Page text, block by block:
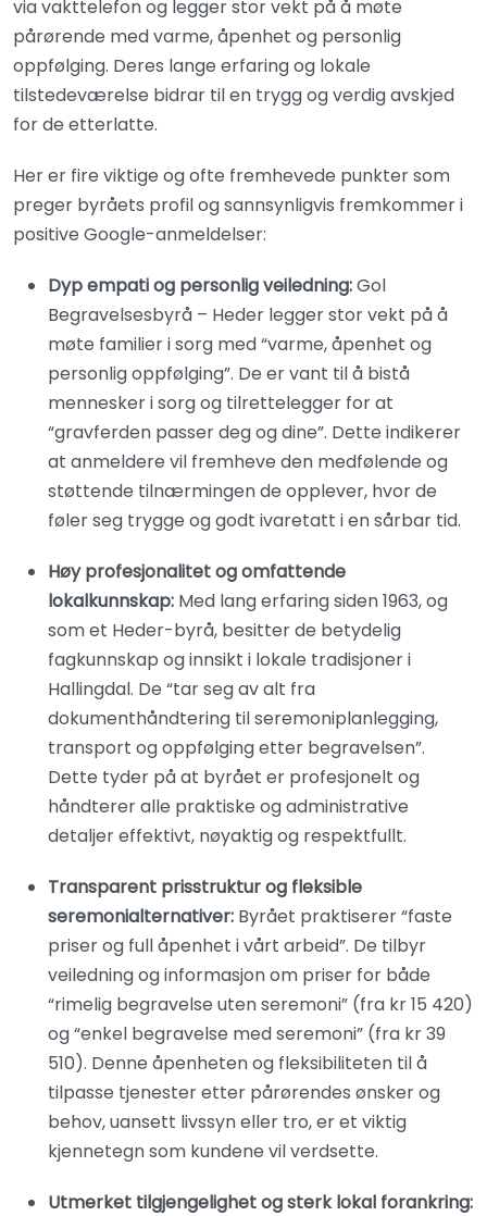
via vakttelefon og legger stor vekt på å møte
pårørende med varme, åpenhet og personlig
oppfølging. Deres lange erfaring og lokale
tilstedeværelse bidrar til en trygg og verdig avskjed
for de etterlatte.
Her er fire viktige og ofte fremhevede punkter som
preger byråets profil og sannsynligvis fremkommer i
positive Google-anmeldelser:
Dyp empati og personlig veiledning:Gol
Begravelsesbyrå – Heder legger stor vekt på å
møte familier i sorg med “varme, åpenhet og
personlig oppfølging”. De er vant til å bistå
mennesker i sorg og tilrettelegger for at
“gravferden passer deg og dine”. Dette indikerer
at anmeldere vil fremheve den medfølende og
støttende tilnærmingen de opplever, hvor de
føler seg trygge og godt ivaretatt i en sårbar tid.
Høy profesjonalitet og omfattende
lokalkunnskap: Med lang erfaring siden 1963, og
som et Heder-byrå, besitter de betydelig
fagkunnskap og innsikt i lokale tradisjoner i
Hallingdal. De “tar seg av alt fra
dokumenthåndtering til seremoniplanlegging,
transport og oppfølging etter begravelsen”.
Dette tyder på at byrået er profesjonelt og
håndterer alle praktiske og administrative
detaljer effektivt, nøyaktig og respektfullt.
Transparent prisstruktur og fleksible
seremonialternativer: Byrået praktiserer “faste
priser og full åpenhet i vårt arbeid”. De tilbyr
veiledning og informasjon om priser for både
“rimelig begravelse uten seremoni” (fra kr 15 420)
og “enkel begravelse med seremoni” (fra kr 39
510). Denne åpenheten og fleksibiliteten til å
tilpasse tjenester etter pårørendes ønsker og
behov, uansett livssyn eller tro, er et viktig
kjennetegn som kundene vil verdsette.
Utmerket tilgjengelighet og sterk lokal forankring: